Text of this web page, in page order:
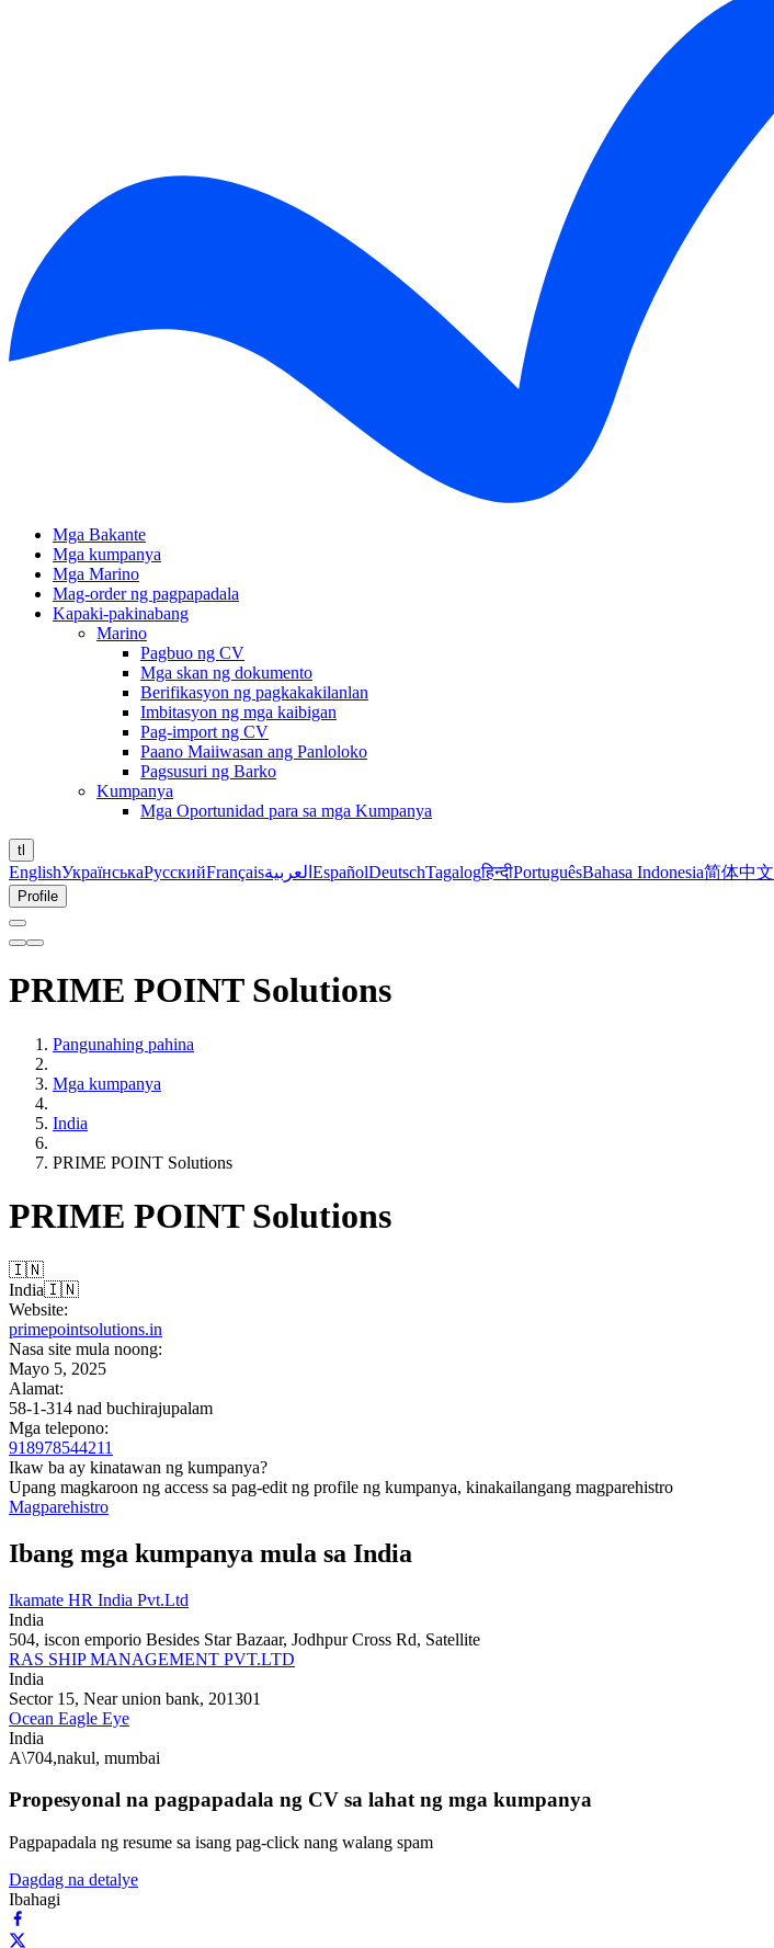
Mga Bakante
Mga kumpanya
Mga Marino
Mag-order ng pagpapadala
Kapaki-pakinabang
Marino
Pagbuo ng CV
Mga skan ng dokumento
Berifikasyon ng pagkakakilanlan
Imbitasyon ng mga kaibigan
Pag-import ng CV
Paano Maiiwasan ang Panloloko
Pagsusuri ng Barko
Kumpanya
Mga Oportunidad para sa mga Kumpanya
tl
EnglishУкраїнськаРусскийFrançaisالعربية EspañolDeutschTagalogहिन्दीPortuguêsBahasa Indonesia简体中文
Profile
PRIME POINT Solutions
Pangunahing pahina
Mga kumpanya
India
PRIME POINT Solutions
PRIME POINT Solutions
🇮🇳
India🇮🇳
Website:
primepointsolutions.in
Nasa site mula noong:
Mayo 5, 2025
Alamat:
58-1-314 nad buchirajupalam
Mga telepono:
918978544211
Ikaw ba ay kinatawan ng kumpanya?
Upang magkaroon ng access sa pag-edit ng profile ng kumpanya, kinakailangang magparehistro
Magparehistro
Ibang mga kumpanya mula sa India
Ikamate HR India Pvt.Ltd
India
504, iscon emporio Besides Star Bazaar, Jodhpur Cross Rd, Satellite
RAS SHIP MANAGEMENT PVT.LTD
India
Sector 15, Near union bank, 201301
Ocean Eagle Eye
India
A\704,nakul, mumbai
Propesyonal na pagpapadala ng CV sa lahat ng mga kumpanya
Pagpapadala ng resume sa isang pag-click nang walang spam
Dagdag na detalye
Ibahagi